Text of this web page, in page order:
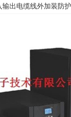
出电缆线外加装防护